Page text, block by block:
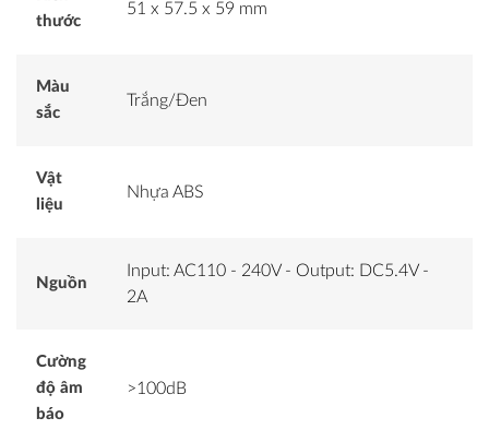
thước
51 x 57.5 x 59 mm
Màu
sắc
Trắng/Đen
Vật
liệu
Nhựa ABS
Nguồn
Input: AC110 - 240V - Output: DC5.4V -
2A
Cường
độ âm
báo
>100dB